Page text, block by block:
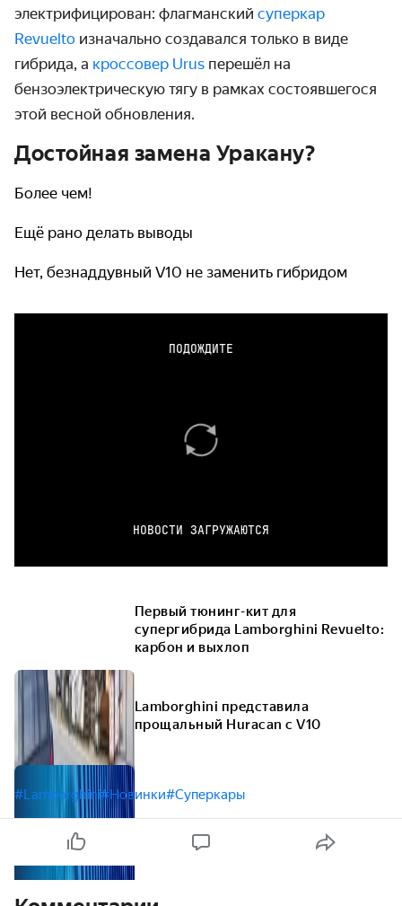
электрифицирован: флагманский суперкар
Revuelto изначально создавался только в виде
гибрида, а кроссовер Urus перешёл на
бензоэлектрическую тягу в рамках состоявшегося
этой весной обновления.
Достойная замена Уракану?
Более чем!
Ещё рано делать выводы
Нет, безнаддувный V10 не заменить гибридом
ПОДОЖДИТЕ
НОВОСТИ ЗАГРУЖАЮТСЯ
Первый тюнинг-кит для
супергибрида Lamborghini Revuelto:
карбон и выхлоп
Lamborghini представила
прощальный Huracan с V10
#Lamborghini#Новинки#Суперкары